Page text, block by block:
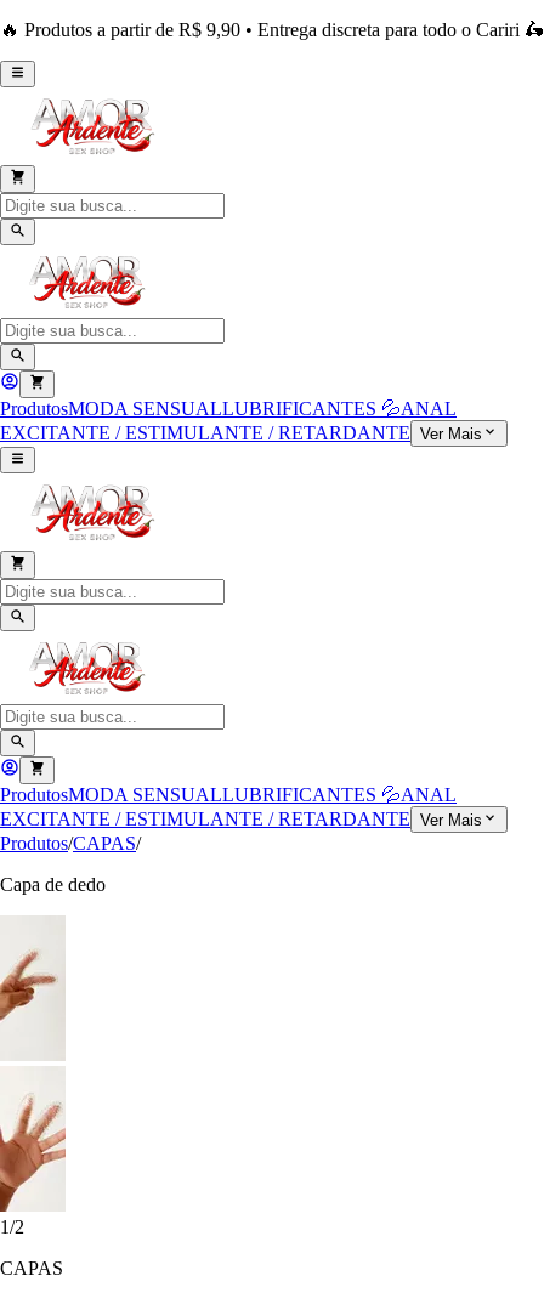
🔥 Produtos a partir de R$ 9,90 • Entrega discreta para todo o Cariri 🛵
ProdutosMODA SENSUALLUBRIFICANTES 💦ANAL
EXCITANTE / ESTIMULANTE / RETARDANTE Ver Mais
ProdutosMODA SENSUALLUBRIFICANTES 💦ANAL
EXCITANTE / ESTIMULANTE / RETARDANTE Ver Mais
Produtos/CAPAS/
Capa de dedo
1/2
CAPAS